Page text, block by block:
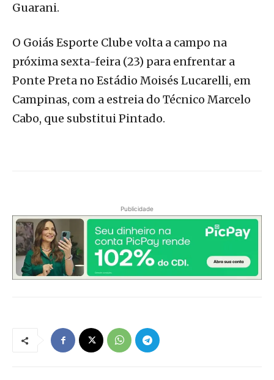
Guarani.
O Goiás Esporte Clube volta a campo na
próxima sexta-feira (23) para enfrentar a
Ponte Preta no Estádio Moisés Lucarelli, em
Campinas, com a estreia do Técnico Marcelo
Cabo, que substitui Pintado.
Publicidade